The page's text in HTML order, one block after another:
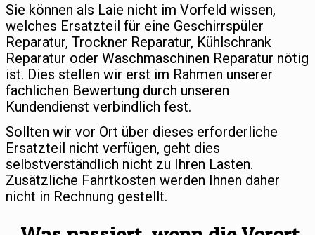
Sie können als Laie nicht im Vorfeld wissen,
welches Ersatzteil für eine Geschirrspüler
Reparatur, Trockner Reparatur, Kühlschrank
Reparatur oder Waschmaschinen Reparatur nötig
ist. Dies stellen wir erst im Rahmen unserer
fachlichen Bewertung durch unseren
Kundendienst verbindlich fest.
Sollten wir vor Ort über dieses erforderliche
Ersatzteil nicht verfügen, geht dies
selbstverständlich nicht zu Ihren Lasten.
Zusätzliche Fahrtkosten werden Ihnen daher
nicht in Rechnung gestellt.